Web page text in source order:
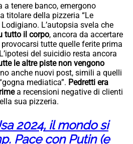
a tenere banco, emergono
titolare della pizzeria “Le
L’autopsia svela che
tutto il corpo, ancora da accertare
tutte quelle ferite prima
del suicidio resta ancora
le altre piste non vengono
anche nuovi post, simili a quelli
mediatica”. Pedretti era
a recensioni negative di clienti
sua pizzeria.
2024, il mondo si
Pace con Putin (e